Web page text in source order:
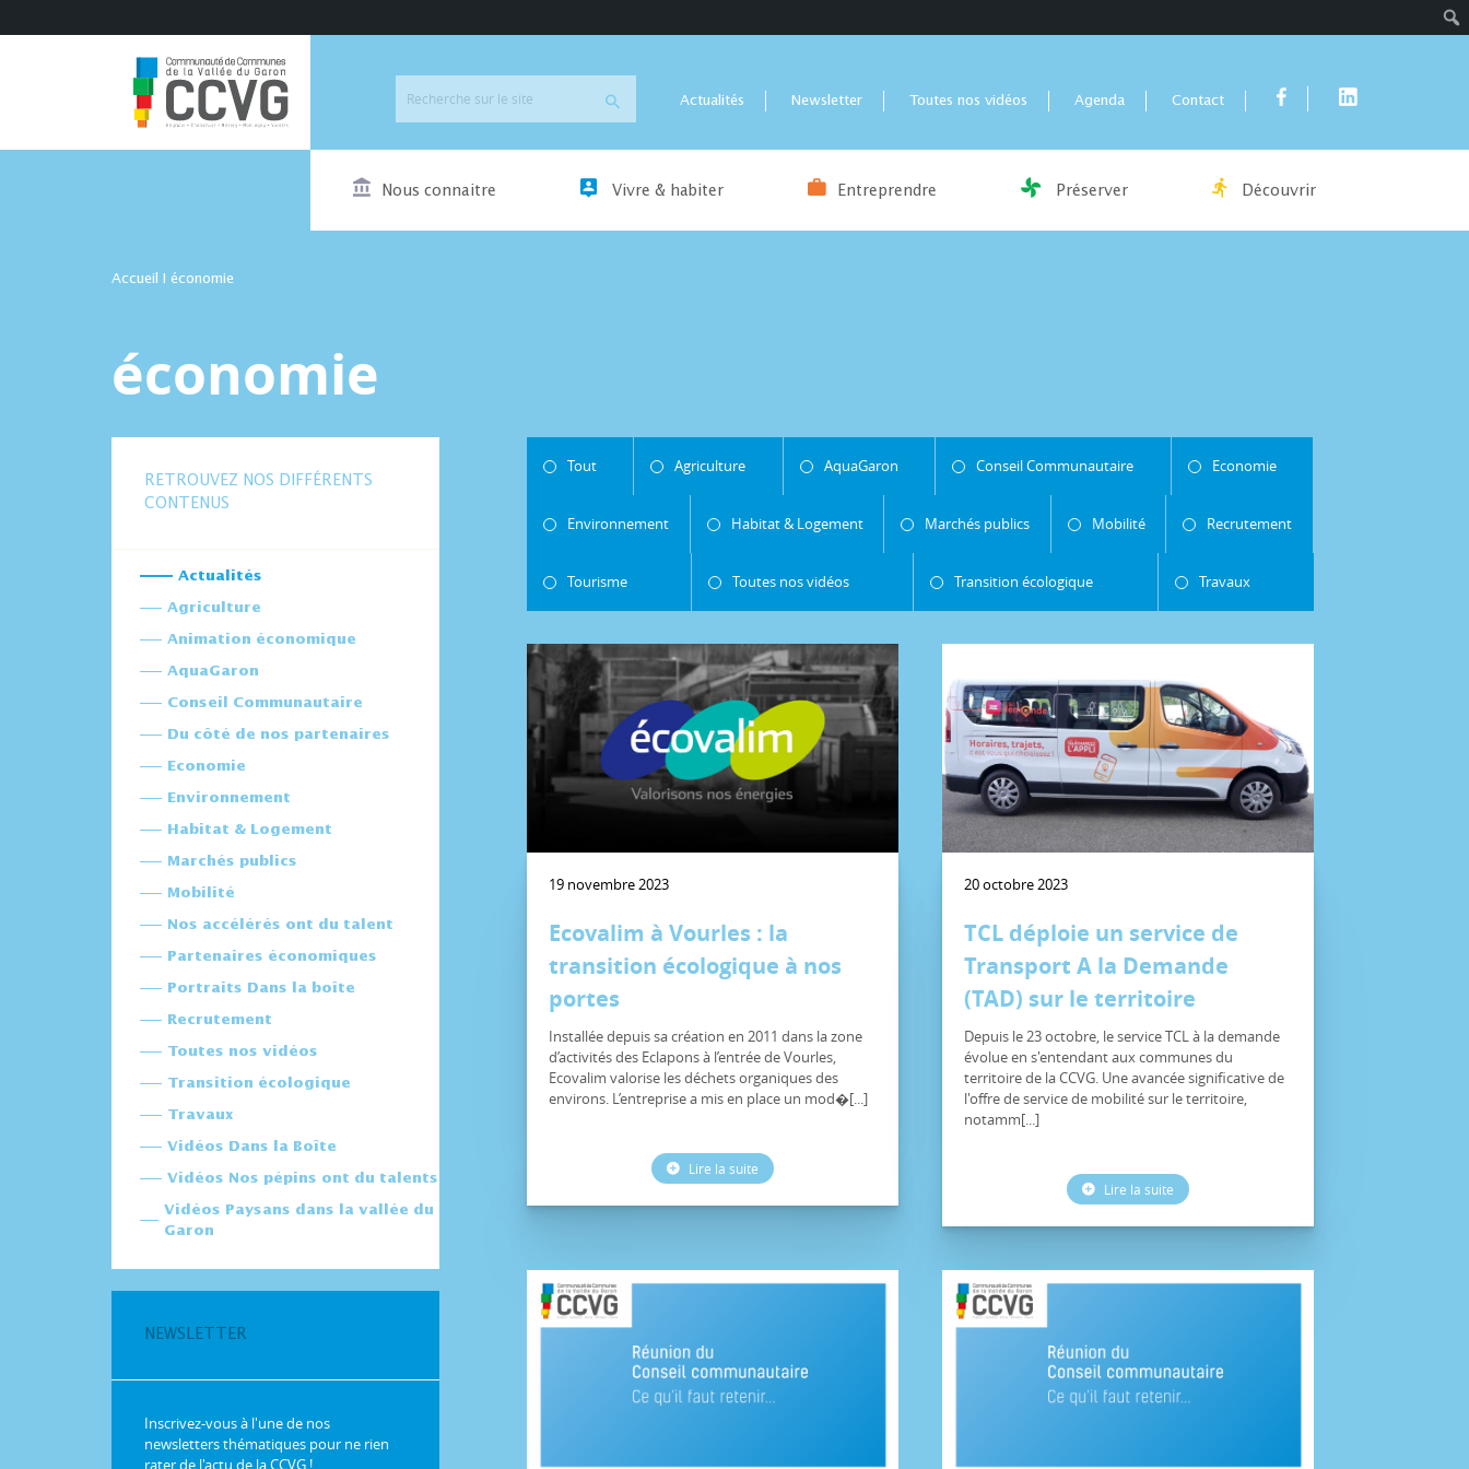
Actualités Newsletter Toutes nos vidéos Agenda Contact
Nous connaitre Vivre & habiter Entreprendre Préserver Découvrir
Accueil économie
économie
RETROUVEZ NOS DIFFÉRENTS
CONTENUS
Actualités
Agriculture
Animation économique
AquaGaron
Conseil Communautaire
Du côté de nos partenaires
Economie
Environnement
Habitat & Logement
Marchés publics
Mobilité
Nos accélérés ont du talent
Partenaires économiques
Portraits Dans la boîte
Recrutement
Toutes nos vidéos
Transition écologique
Travaux
Vidéos Dans la Boîte
Vidéos Nos pépins ont du talents
Vidéos Paysans dans la vallée du
Garon
NEWSLETTER
Inscrivez-vous à l'une de nos
newsletters thématiques pour ne rien
rater de l'actu de la CCVG !
Tout Agriculture AquaGaron Conseil Communautaire Economie
Environnement Habitat & Logement Marchés publics Mobilité Recrutement
Tourisme Toutes nos vidéos Transition écologique Travaux
19 novembre 2023
Ecovalim à Vourles : la
transition écologique à nos
portes
Installée depuis sa création en 2011 dans la zone
d’activités des Eclapons à l’entrée de Vourles,
Ecovalim valorise les déchets organiques des
environs. L’entreprise a mis en place un mod�[...]
Lire la suite
20 octobre 2023
TCL déploie un service de
Transport A la Demande
(TAD) sur le territoire
Depuis le 23 octobre, le service TCL à la demande
évolue en s'entendant aux communes du
territoire de la CCVG. Une avancée significative de
l'offre de service de mobilité sur le territoire,
notamm[...]
Lire la suite